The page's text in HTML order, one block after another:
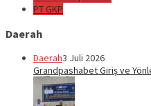
PT GKP
Daerah
Daerah3 Juli 2026
Grandpashabet Giriş ve